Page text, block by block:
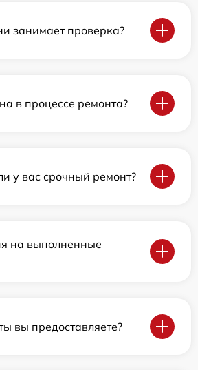
занимает проверка?
в процессе ремонта?
у вас срочный ремонт?
на выполненные
вы предоставляете?